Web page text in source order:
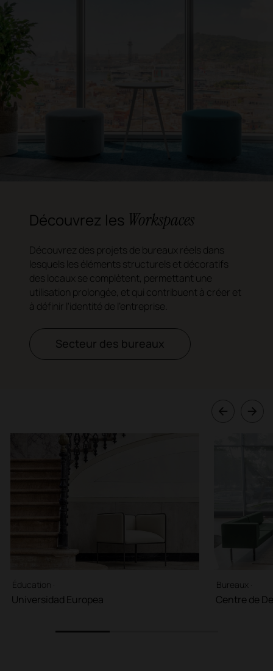
Découvrez les Workspaces
Découvrez des projets de bureaux réels dans
lesquels les éléments structurels et décoratifs
des locaux se complètent, permettant une
utilisation prolongée, et qui contribuent à créer et
à définir l'identité de l'entreprise.
Secteur des bureaux
Éducation ·
Universidad Europea
Bureaux ·
Centre de